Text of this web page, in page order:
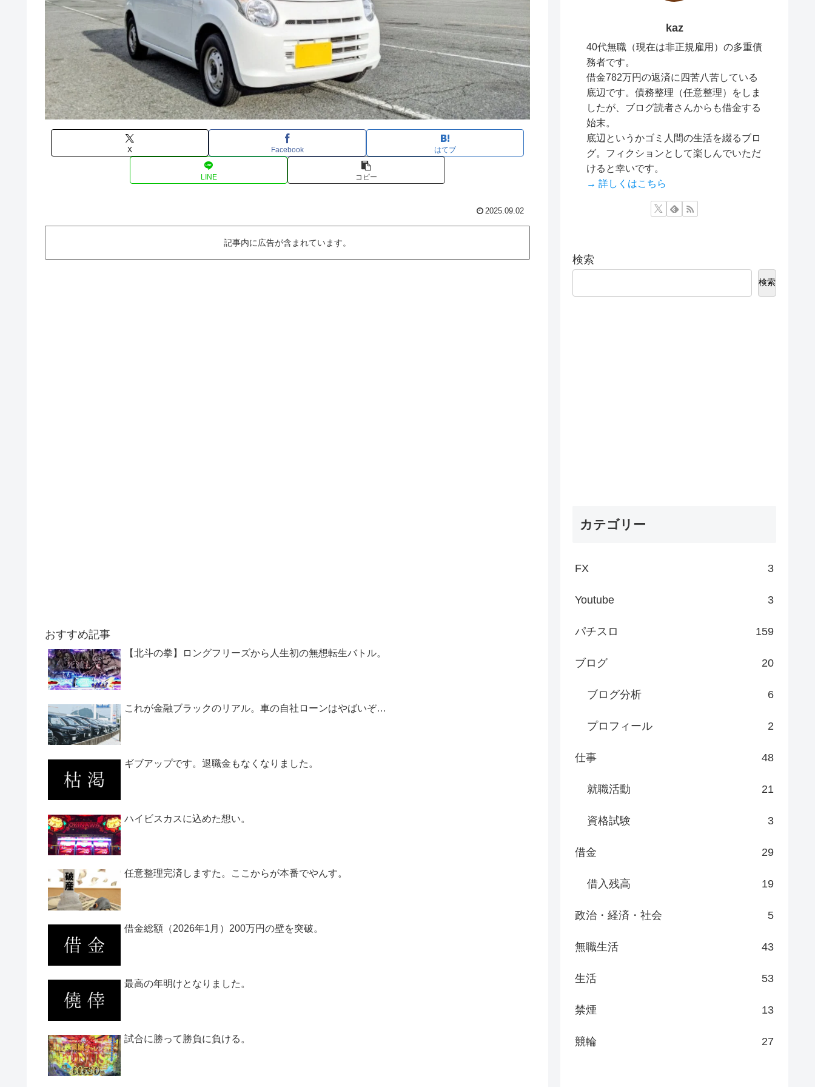
X Facebook はてブ
LINE コピー
2025.09.02
記事内に広告が含まれています。
おすすめ記事
【北斗の拳】ロングフリーズから人生初の無想転生バトル。
これが金融ブラックのリアル。車の自社ローンはやばいぞ…
ギブアップです。退職金もなくなりました。
ハイビスカスに込めた想い。
任意整理完済しますた。ここからが本番でやんす。
借金総額（2026年1月）200万円の壁を突破。
最高の年明けとなりました。
試合に勝って勝負に負ける。
kaz
40代無職（現在は非正規雇用）の多重債
務者です。
借金782万円の返済に四苦八苦している
底辺です。債務整理（任意整理）をしま
したが、ブログ読者さんからも借金する
始末。
底辺というかゴミ人間の生活を綴るブロ
グ。フィクションとして楽しんでいただ
けると幸いです。
→ 詳しくはこちら
検索
検索
カテゴリー
FX 3
Youtube 3
パチスロ 159
ブログ 20
ブログ分析 6
プロフィール 2
仕事 48
就職活動 21
資格試験 3
借金 29
借入残高 19
政治・経済・社会 5
無職生活 43
生活 53
禁煙 13
競輪 27